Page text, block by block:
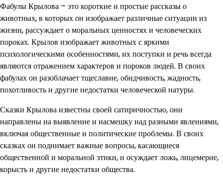
Фабулы Крылова – это короткие и простые рассказы о
животных, в которых он изображает различные ситуации из
жизни, рассуждает о моральных ценностях и человеческих
пороках. Крылов изображает животных с яркими
психологическими особенностями, их поступки и речь всегда
являются отражением характеров и пороков людей. В своих
фабулах он разоблачает тщеславие, обидчивость, жадность,
похотливость и другие недостатки человеческой натуры.
Сказки Крылова известны своей сатиричностью, они
направлены на выявление и насмешку над разными явлениями,
включая общественные и политические проблемы. В своих
сказках он поднимает важные вопросы, касающиеся
общественной и моральной этики, и осуждает ложь, лицемерие,
корысть и другие недостатки общества.